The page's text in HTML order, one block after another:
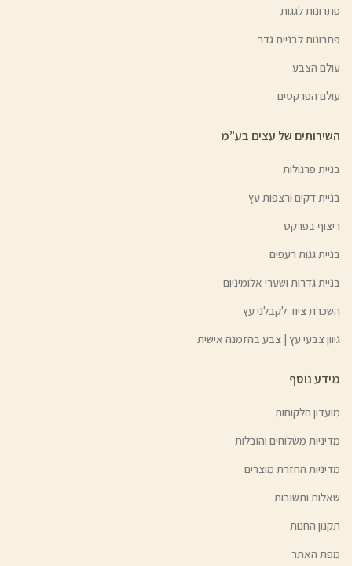
פתרונות לגגות
פתרונות לבניית גדר
עולם הצבע
עולם הפרקטים
השירותים של עצים בע”מ
בניית פרגולות
בניית דקים ורצפות עץ
ריצוף בפרקט
בניית גגות רעפים
בניית גדרות ושערי אלומיניום
השכרת ציוד לקבלני עץ
גיוון צבעי עץ | צבע בהזמנה אישית
מידע נוסף
מועדון הלקוחות
מדיניות משלוחים והובלות
מדיניות החזרת מוצרים
שאלות ותשובות
תקנון החנות
מפת האתר